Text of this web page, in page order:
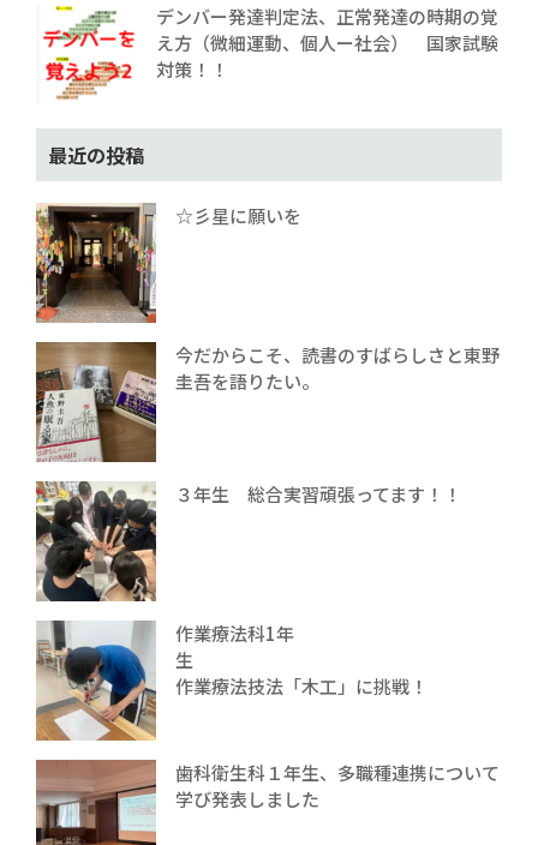
デンバー発達判定法、正常発達の時期の覚
え方（微細運動、個人ー社会） 国家試験
対策！！
最近の投稿
☆彡星に願いを
今だからこそ、読書のすばらしさと東野
圭吾を語りたい。
３年生 総合実習頑張ってます！！
作業療法科1年
生
作業療法技法「木工」に挑戦！
歯科衛生科１年生、多職種連携について
学び発表しました